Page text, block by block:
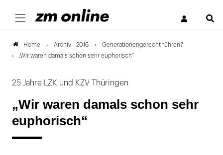
Home Archiv - 2016
Generationengerecht führen?
„Wir waren damals schon sehr euphorisch“
25 Jahre LZK und KZV Thüringen
„Wir waren damals schon sehr
euphorisch“